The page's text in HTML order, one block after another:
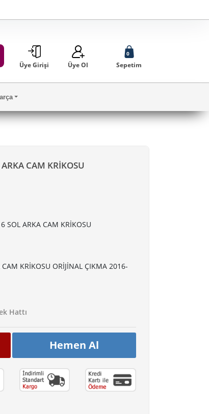
Üye Girişi Üye Ol
0
Sepetim
CAM KRİKOSU
SOL ARKA CAM KRİKOSU
KRİKOSU ORİJİNAL ÇIKMA 2016-
Hattı
Hemen Al